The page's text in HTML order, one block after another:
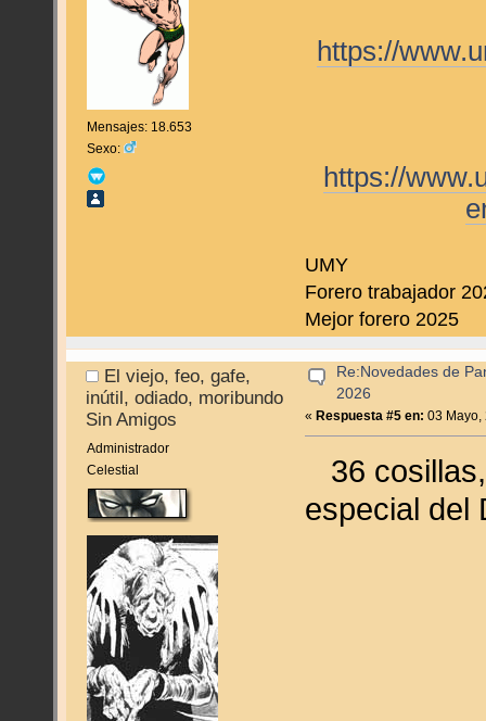
Mensajes: 18.653
Sexo:
https://
https://
UMY
Forero trabajador
Mejor forero 2025
El viejo, feo, gafe,
inútil, odiado, moribundo
Sin Amigos
Administrador
Celestial
Re:Novedades de
2026
«Respuesta #5 en: 03 Mayo,
36
especial del